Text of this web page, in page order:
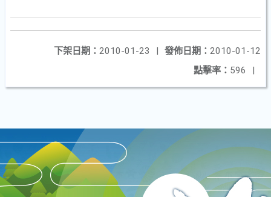
發佈日期： 2010-01-12
下架日期： 2010-01-23
|
點擊率： 596 |